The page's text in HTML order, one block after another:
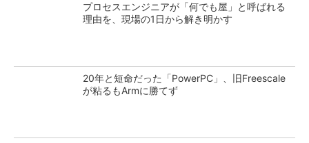
プロセスエンジニアが「何でも屋」と呼ばれる
理由を、現場の1日から解き明かす
20年と短命だった「PowerPC」、旧Freescale
が粘るもArmに勝てず